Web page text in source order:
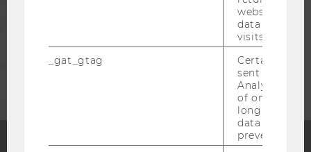
UNTERNEHMEN
website and
data from
visits.
_gat_gtag
Certain data
sent to
Analytics a
of once per
long as it is
data
prevented.